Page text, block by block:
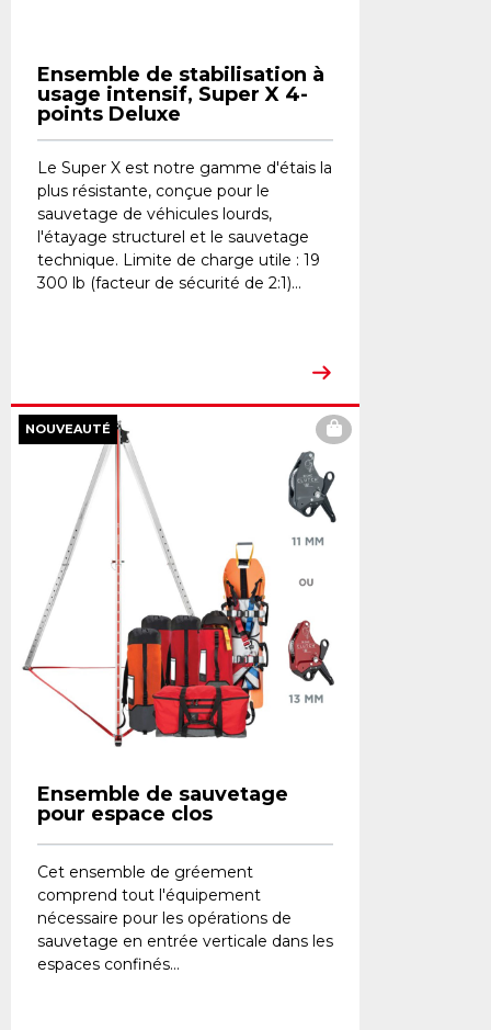
Ensemble de stabilisation à
usage intensif, Super X 4-
points Deluxe
Le Super X est notre gamme d'étais la
plus résistante, conçue pour le
sauvetage de véhicules lourds,
l'étayage structurel et le sauvetage
technique. Limite de charge utile : 19
300 lb (facteur de sécurité de 2:1)...
NOUVEAUTÉ
Ensemble de sauvetage
pour espace clos
Cet ensemble de gréement
comprend tout l'équipement
nécessaire pour les opérations de
sauvetage en entrée verticale dans les
espaces confinés...